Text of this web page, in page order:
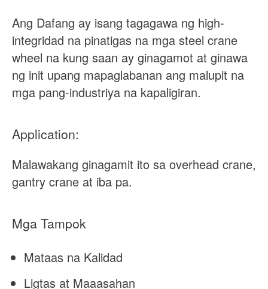
Ang Dafang ay isang tagagawa ng high-
integridad na pinatigas na mga steel crane
wheel na kung saan ay ginagamot at ginawa
ng init upang mapaglabanan ang malupit na
mga pang-industriya na kapaligiran.
Application:
Malawakang ginagamit ito sa overhead crane,
gantry crane at iba pa.
Mga Tampok
Mataas na Kalidad
Ligtas at Maaasahan